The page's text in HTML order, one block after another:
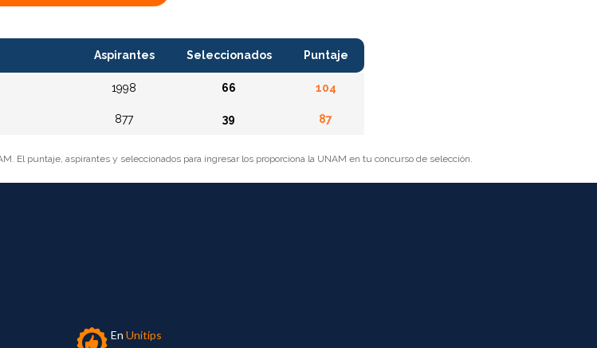
Aspirantes Seleccionados Puntaje
1998 66 104
877 39 87
El puntaje, aspirantes y seleccionados para ingresar los proporciona la UNAM en tu concurso de selección.
En Unitips